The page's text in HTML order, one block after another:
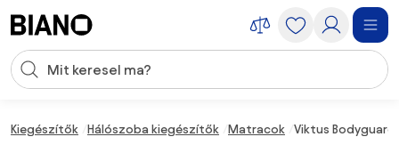
Keresési bevitel
Kiegészítők Hálószoba kiegészítők Matracok Viktus